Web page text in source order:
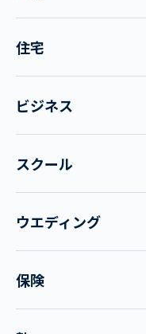
住宅
ビジネス
スクール
ウエディング
保険